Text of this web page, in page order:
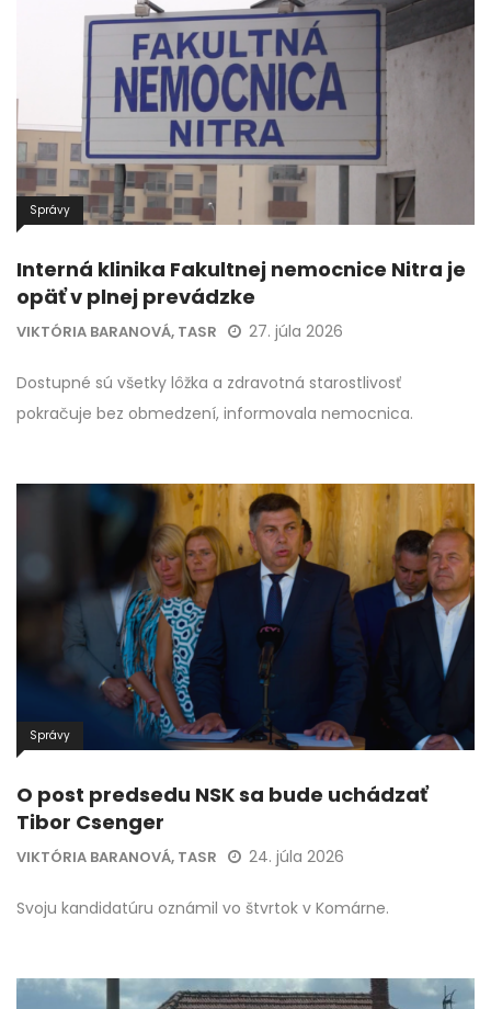
Správy
Interná klinika Fakultnej nemocnice Nitra je
opäť v plnej prevádzke
VIKTÓRIA BARANOVÁ, TASR 27. júla 2026
Dostupné sú všetky lôžka a zdravotná starostlivosť
pokračuje bez obmedzení, informovala nemocnica.
Správy
O post predsedu NSK sa bude uchádzať
Tibor Csenger
VIKTÓRIA BARANOVÁ, TASR 24. júla 2026
Svoju kandidatúru oznámil vo štvrtok v Komárne.